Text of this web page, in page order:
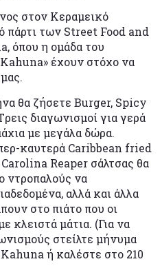
στον Κεραμεικό
πάρτι των Street Food and
όπου η ομάδα του
έχουν στόχο να
θα ζήσετε Burger, Spicy
διαγωνισμοί για γερά
με μεγάλα δώρα.
καυτερά Caribbean fried
Reaper σάλτσας θα
ντροπαλούς να
αλλά και άλλα
στο πιάτο που οι
κλειστά μάτια. (Για να
στείλτε μήνυμα
ή καλέστε στο 210